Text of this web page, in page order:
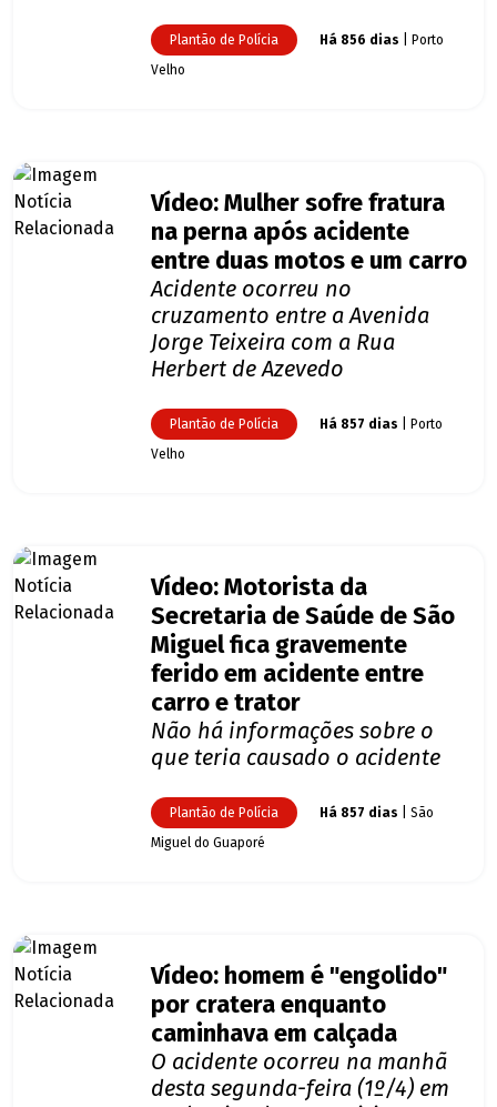
Plantão de Polícia Há 856 dias | Porto
Velho
Vídeo: Mulher sofre fratura
na perna após acidente
entre duas motos e um carro
Acidente ocorreu no
cruzamento entre a Avenida
Jorge Teixeira com a Rua
Herbert de Azevedo
Plantão de Polícia Há 857 dias | Porto
Velho
Vídeo: Motorista da
Secretaria de Saúde de São
Miguel fica gravemente
ferido em acidente entre
carro e trator
Não há informações sobre o
que teria causado o acidente
Plantão de Polícia Há 857 dias | São
Miguel do Guaporé
Vídeo: homem é "engolido"
por cratera enquanto
caminhava em calçada
O acidente ocorreu na manhã
desta segunda-feira (1º/4) em